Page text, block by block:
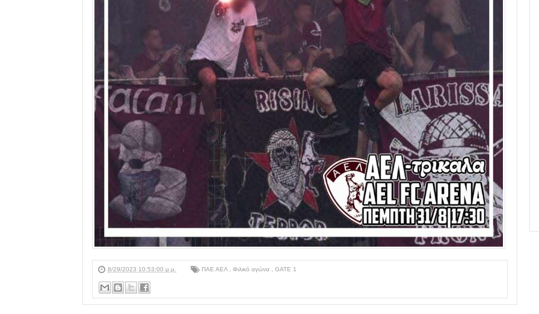
8/29/2023 10:53:00 μ.μ. ΠΑΕ ΑΕΛ , Φιλικό αγώνα , GATE 1